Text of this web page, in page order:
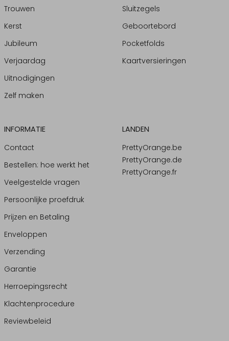
Trouwen
Kerst
Jubileum
Verjaardag
Uitnodigingen
Zelf maken
Sluitzegels
Geboortebord
Pocketfolds
Kaartversieringen
INFORMATIE
Contact
Bestellen: hoe werkt het
Veelgestelde vragen
Persoonlijke proefdruk
Prijzen en Betaling
Enveloppen
Verzending
Garantie
Herroepingsrecht
Klachtenprocedure
Reviewbeleid
LANDEN
PrettyOrange.be
PrettyOrange.de
PrettyOrange.fr